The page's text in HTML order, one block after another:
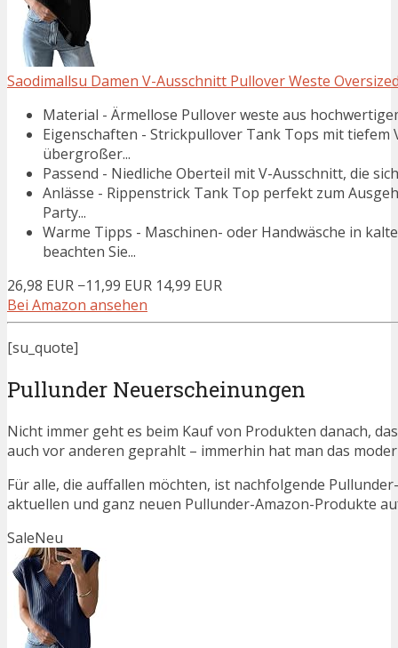
Saodimallsu Damen V-Ausschnitt Pullover Weste
Material - Ärmellose Pullover weste aus
Eigenschaften - Strickpullover Tank Tops mit tiefem
übergroßer...
Passend - Niedliche Oberteil mit V-Ausschnitt, die
Anlässe - Rippenstrick Tank Top perfekt zum
Party...
Warme Tipps - Maschinen- oder Handwäsche in
beachten Sie...
26,98 EUR −11,99 EUR 14,99 EUR
Bei Amazon ansehen
[su_quote]
Pullunder Neuerscheinungen
Nicht immer geht es beim Kauf von Produkten danach,
auch vor anderen geprahlt – immerhin hat man das
Für alle, die auffallen möchten, ist nachfolgende
aktuellen und ganz neuen Pullunder-Amazon-Produkte
SaleNeu